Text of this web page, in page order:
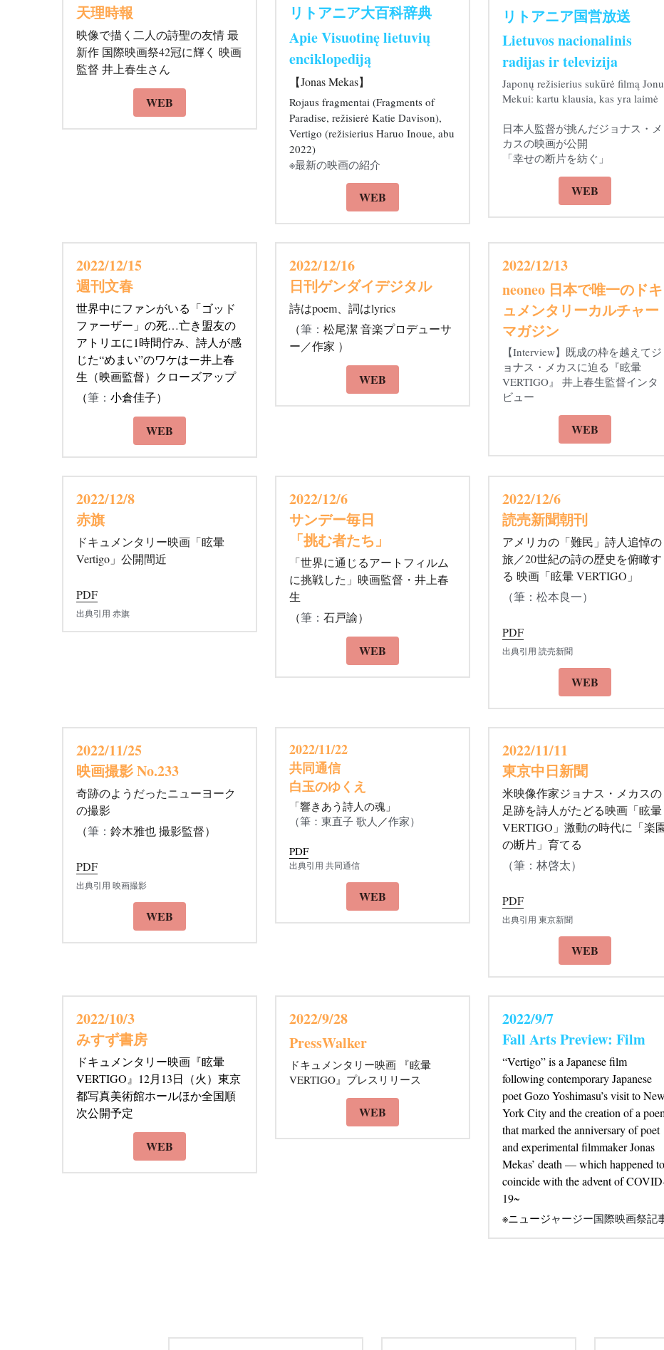
2023/1/15
天理時報
映像で描く二人の詩聖の友情 最
新作 国際映画祭42冠に輝く 映画
監督 井上春生さん
WEB
2022/12/31
リトアニア大百科辞典
Apie Visuotinę lietuvių
enciklopediją
【Jonas Mekas】
Rojaus fragmentai (Fragments of
Paradise, režisierė Katie Davison),
Vertigo (režisierius Haruo Inoue, abu
2022)
※最新の映画の紹介
WEB
2022/12/30
リトアニア国営放送
Lietuvos nacionalinis
radijas ir televizija
Japonų režisierius sukūrė filmą Jonui
Mekui: kartu klausia, kas yra laimė
日本人監督が挑んだジョナス・メ
カスの映画が公開
「幸せの断片を紡ぐ」
WEB
2022/12/15
週刊文春
世界中にファンがいる「ゴッド
ファーザー」の死…亡き盟友の
アトリエに1時間佇み、詩人が感
じた“めまい”のワケはー井上春
生（映画監督）クローズアップ
小倉佳子）
WEB
2022/12/16
日刊ゲンダイデジタル
詩はpoem、詞はlyrics
筆：
松尾潔 音楽プロデューサ
WEB
2022/12/13
neoneo 日本で唯一のドキ
ュメンタリーカルチャー
マガジン
【Interview】既成の枠を越えてジ
ョナス・メカスに迫る『眩暈
WEB
2022/12/8
赤旗
Vertigo」公開間近
PDF
2022/12/6
サンデー毎日
「挑む者たち」
「世界に通じるアートフィルム
に挑戦した」映画監督・井上春
石戸諭）
2022/12/6
読売新聞朝刊
アメリカの「難民」詩人追悼の
旅／20世紀の詩の歴史を俯瞰す
（筆：松本良一）
2022/11/25
映画撮影 No.233
奇跡のようだったニューヨーク
（筆：
出典引用 映画撮影
2022/11/22
共同通信
白玉のゆくえ
「響きあう詩人の魂」
（筆：東直子 歌人
出典引用 共同通信
2022/11/11
東京中日新聞
米映像作家ジョナス・メカスの
足跡を詩人がたどる映画「眩暈
VERTIGO」激動の時代に「楽園
（筆：林啓太）
出典引用 東京新聞
WEB
2022/10/3
みすず書房
ドキュメンタリー映画『眩暈
都写真美術館ホールほか全国順
2022/9/28
PressWalker
ドキュメンタリー映画 『眩暈
VERTIGO』プレスリリース
2022/9/7
Fall Arts Preview: Film
“Vertigo” is a Japanese film
following contemporary Japanese
poet Gozo Yoshimasu’s visit to New
York City and the creation of a poem
that marked the anniversary of poet
and experimental filmmaker Jonas
Mekas’ death — which happened to
coincide with the advent of COVID-